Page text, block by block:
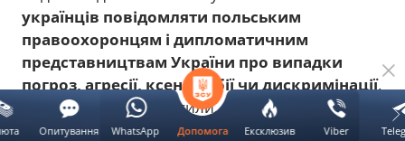
українців повідомляти польським
правоохоронцям і дипломатичним
представництвам України про випадки
погроз, агресії, ксенофобії чи дискримінації.
У консульстві наголосили, що належне
документування таких випадків та їхня правова
Допомога Ексклюзив Viber
Опитування WhatsApp